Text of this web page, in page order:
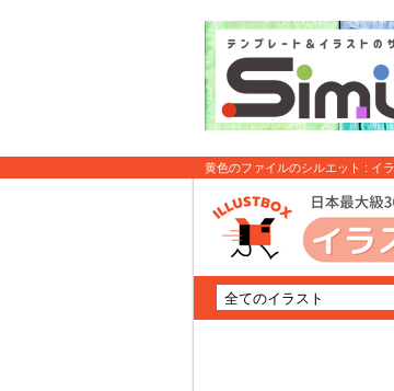
黄色のファイルのシルエット : イ